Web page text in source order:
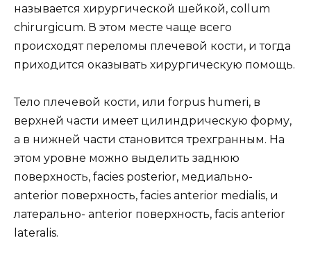
называется хирургической шейкой, collum
chirurgicum. В этом месте чаще всего
происходят переломы плечевой кости, и тогда
приходится оказывать хирургическую помощь.
Тело плечевой кости, или forpus humeri, в
верхней части имеет цилиндрическую форму,
а в нижней части становится трехгранным. На
этом уровне можно выделить заднюю
поверхность, facies posterior, медиально-
anterior поверхность, facies anterior medialis, и
латерально- anterior поверхность, facis anterior
lateralis.